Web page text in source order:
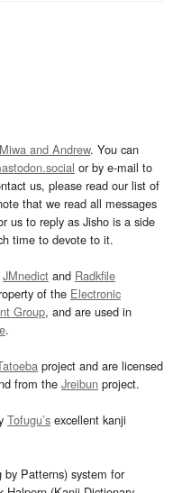
and Andrew. You can
or by e-mail to
us, please read our list of
that we read all messages
us to reply as Jisho is a side
time to devote to it.
JMnedict and Radkfile
of the Electronic
Group, and are used in
.
project and are licensed
from the Jreibun project.
Tofugu’s excellent kanji
Patterns) system for